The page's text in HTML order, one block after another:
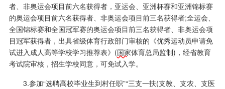
者、非奥运会项目前六名获得者，亚运会、亚洲杯赛和亚洲锦标赛
的奥运会项目前六名获得者、非奥运会项目前三名获得者;全运会、
全国锦标赛和全国冠军赛的奥运会项目前三名获得者、非奥运会项
目冠军获得者，出具省级体育行政部门审核的《优秀运动员申请免
试进入成人高等学校学习推荐表》(国家体育总局监制)，经省教育
考试院审核，招生学校同意，可免试入学。
3.参加“选聘高校毕业生到村任职”“三支一扶(支教、支农、支医